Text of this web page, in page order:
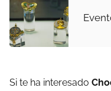
Si te ha interesado